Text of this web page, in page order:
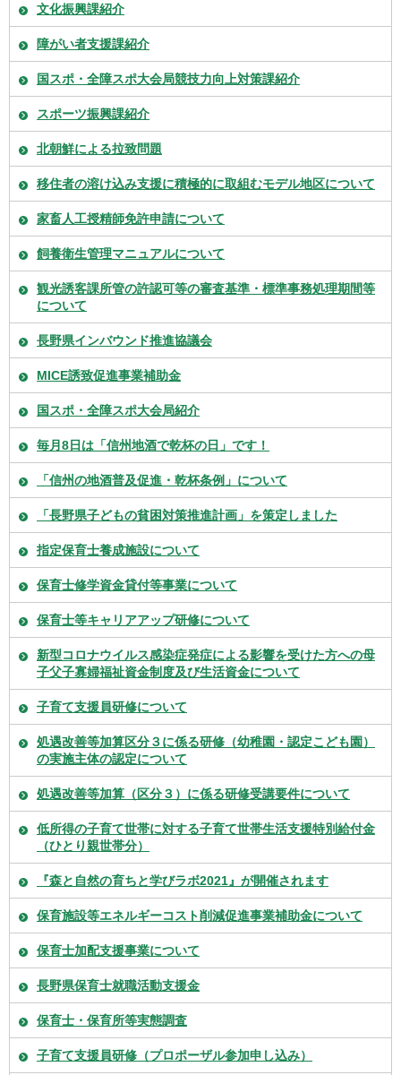
文化振興課紹介
障がい者支援課紹介
国スポ・全障スポ大会局競技力向上対策課紹介
スポーツ振興課紹介
北朝鮮による拉致問題
移住者の溶け込み支援に積極的に取組むモデル地区について
家畜人工授精師免許申請について
飼養衛生管理マニュアルについて
観光誘客課所管の許認可等の審査基準・標準事務処理期間等
について
長野県インバウンド推進協議会
MICE誘致促進事業補助金
国スポ・全障スポ大会局紹介
毎月8日は「信州地酒で乾杯の日」です！
「信州の地酒普及促進・乾杯条例」について
「長野県子どもの貧困対策推進計画」を策定しました
指定保育士養成施設について
保育士修学資金貸付等事業について
保育士等キャリアアップ研修について
新型コロナウイルス感染症発症による影響を受けた方への母
子父子寡婦福祉資金制度及び生活資金について
子育て支援員研修について
処遇改善等加算区分３に係る研修（幼稚園・認定こども園）
の実施主体の認定について
処遇改善等加算（区分３）に係る研修受講要件について
低所得の子育て世帯に対する子育て世帯生活支援特別給付金
（ひとり親世帯分）
『森と自然の育ちと学びラボ2021』が開催されます
保育施設等エネルギーコスト削減促進事業補助金について
保育士加配支援事業について
長野県保育士就職活動支援金
保育士・保育所等実態調査
子育て支援員研修（プロポーザル参加申し込み）